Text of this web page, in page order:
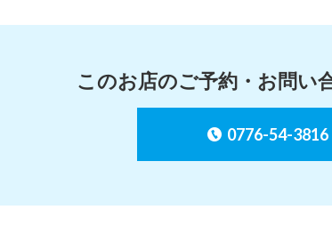
このお店のご予約・お問い
0776-54-3816